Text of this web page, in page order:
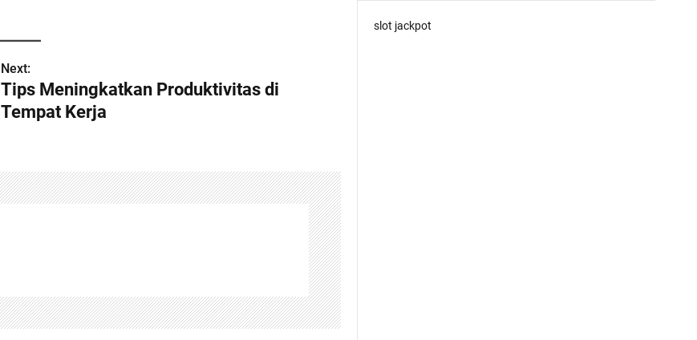
Next:
Tips Meningkatkan Produktivitas di
Tempat Kerja
slot jackpot